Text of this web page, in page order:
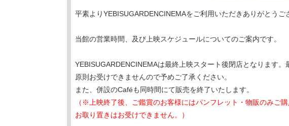
平素よりYEBISUGARDENCINEMAをご利用いただきありがとうご
当館の営業時間、及び上映スケジュールについてのご案内です。
YEBISUGARDENCINEMAは最終上映スタート後閉店となります
原則お受けできませんので予めご了承ください。
また、併設のCaféも同時間にて販売を終了いたします。
（※上映終了後、ご鑑賞のお客様にはパンフレット・物販のみご
お取り置きはお受けできません。）